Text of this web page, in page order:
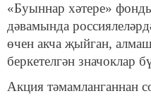
«Буыннар хәтере»
дәвамында
өчен акча җыйган,
беркетелгән значоклар
Акция тәмамланганнан